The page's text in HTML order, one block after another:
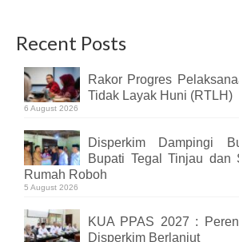
Recent Posts
Rakor Progres
Tidak Layak Huni (RTLH)
6 August 2026
Disperkim Dampingi
Bupati Tegal Tinjau dan
Rumah Roboh
5 August 2026
KUA PPAS 2027 :
Disperkim Berlanjut